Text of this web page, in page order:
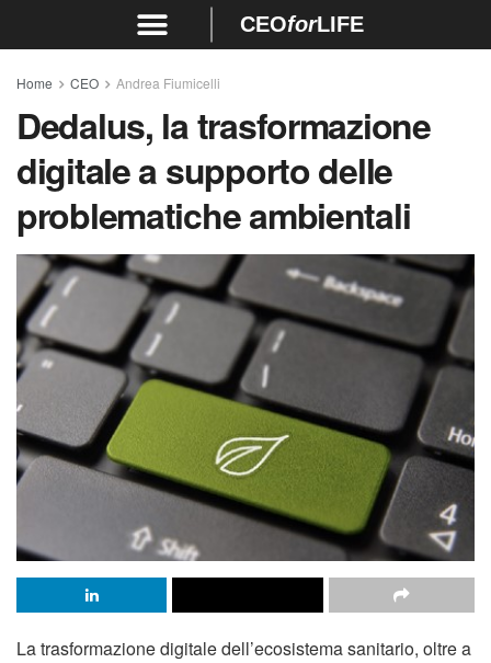
CEOforLIFE
Home CEO Andrea Fiumicelli
Dedalus, la trasformazione
digitale a supporto delle
problematiche ambientali
La trasformazione digitale dell’ecosistema sanitario, oltre a